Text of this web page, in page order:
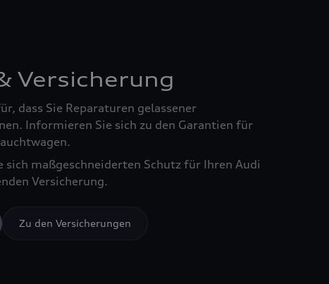
Versicherung
dass Sie Reparaturen gelassener
Informieren Sie sich zu den Garantien für
sich maßgeschneiderten Schutz für Ihren Audi
Versicherung.
Zu den Versicherungen